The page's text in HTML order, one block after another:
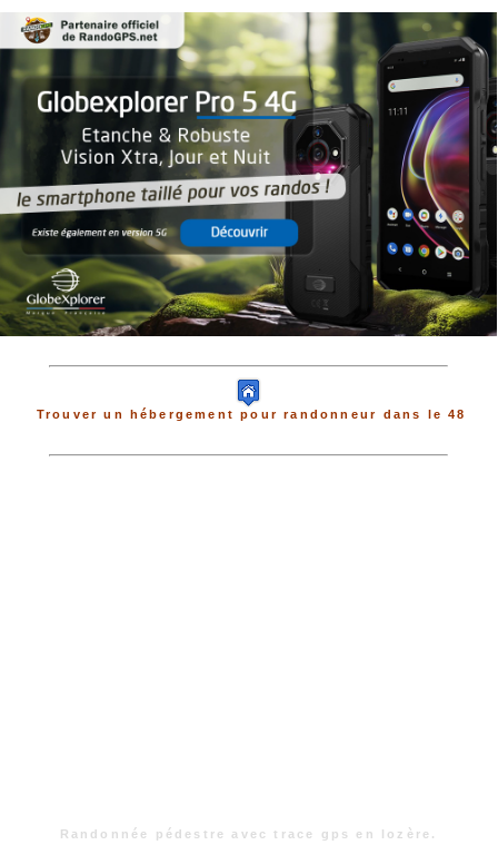
Trouver un hébergement pour randonneur dans le 48
Randonnée pédestre avec trace gps en lozère.